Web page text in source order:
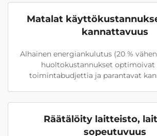
Matalat
kannattavuus
Alhainen energiankulutus (20 %
huoltokustannukset optimoivat
toimintabudjettia ja parantavat
Räätälöity laitteisto,
sopeutuvuus